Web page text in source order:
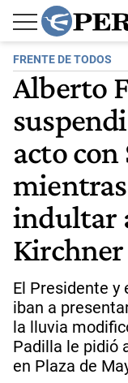
FRENTE DE TODOS
Alberto
acto con
indultar
Kirchner
El Presidente y
iban a
la lluvia
Padilla le pidió
en Plaza de